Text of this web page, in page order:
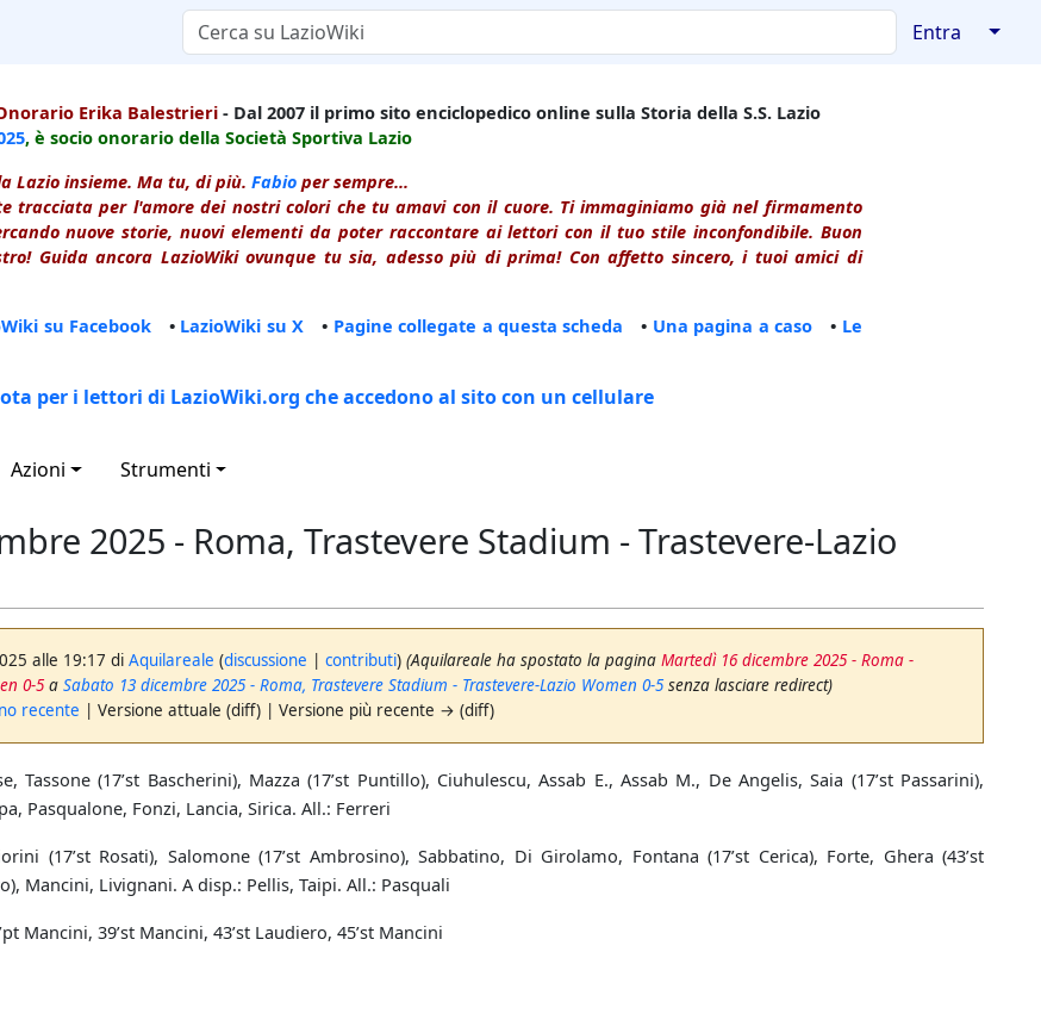
Entra ↓
Erika Balestrieri - Dal 2007 il primo sito enciclopedico online sulla Storia della S.S. Lazio
, è socio onorario della Società Sportiva Lazio
Lazio insieme. Ma tu, di più. Fabio per sempre...
tracciata per l'amore dei nostri colori che tu amavi con il cuore. Ti immaginiamo già nel firmamento
nuove storie, nuovi elementi da poter raccontare ai lettori con il tuo stile inconfondibile. Buon
Guida ancora LazioWiki ovunque tu sia, adesso più di prima! Con affetto sincero, i tuoi amici di
su Facebook • LazioWiki su X • Pagine collegate a questa scheda • Una pagina a caso • Le
per i lettori di LazioWiki.org che accedono al sito con un cellulare
Azioni Strumenti
2025 - Roma, Trastevere Stadium - Trastevere-Lazio
alle 19:17 diAquilareale (discussione |contributi) (Aquilareale ha spostato la paginaMartedì 16 dicembre 2025 - Roma -
0-5 aSabato 13 dicembre 2025 - Roma, Trastevere Stadium - Trastevere-Lazio Women 0-5 senza lasciare redirect)
recente | Versione attuale (diff) | Versione più recente → (diff)
Tassone (17’st Bascherini), Mazza (17’st Puntillo), Ciuhulescu, Assab E., Assab M., De Angelis, Saia (17’st Passarini),
Pasqualone, Fonzi, Lancia, Sirica. All.: Ferreri
(17’st Rosati), Salomone (17’st Ambrosino), Sabbatino, Di Girolamo, Fontana (17’st Cerica), Forte, Ghera (43’st
Mancini, Livignani. A disp.: Pellis, Taipi. All.: Pasquali
Mancini, 39’st Mancini, 43’st Laudiero, 45’st Mancini